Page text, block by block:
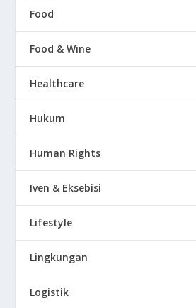
Food
Food & Wine
Healthcare
Hukum
Human Rights
Iven & Eksebisi
Lifestyle
Lingkungan
Logistik